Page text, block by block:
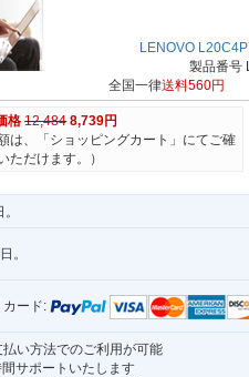
LENOVO
製品番号
全国一律送料560円
格 12,484 8,739円
は、「ショッピングカート」にてご確
ただけます。）
。
カード:
い方法でのご利用が可能
サポートいたします